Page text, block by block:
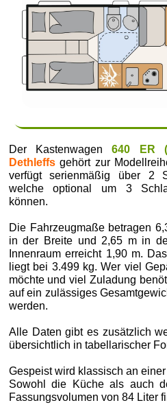
Der Kastenwagen640 ER
Dethleffsgehört zur
verfügt serienmäßig über 2
welche optional um 3
können.
Die Fahrzeugmaße betragen
in der Breite und 2,65 m in
Innenraum erreicht 1,90 m.
liegt bei 3.499 kg. Wer viel
möchte und viel Zuladung
auf ein zulässiges
werden.
Alle Daten gibt es zusätzlich
übersichtlich in tabellarischer
Gespeist wird klassisch an
Sowohl die Küche als auch
Fassungsvolumen von 84 Liter